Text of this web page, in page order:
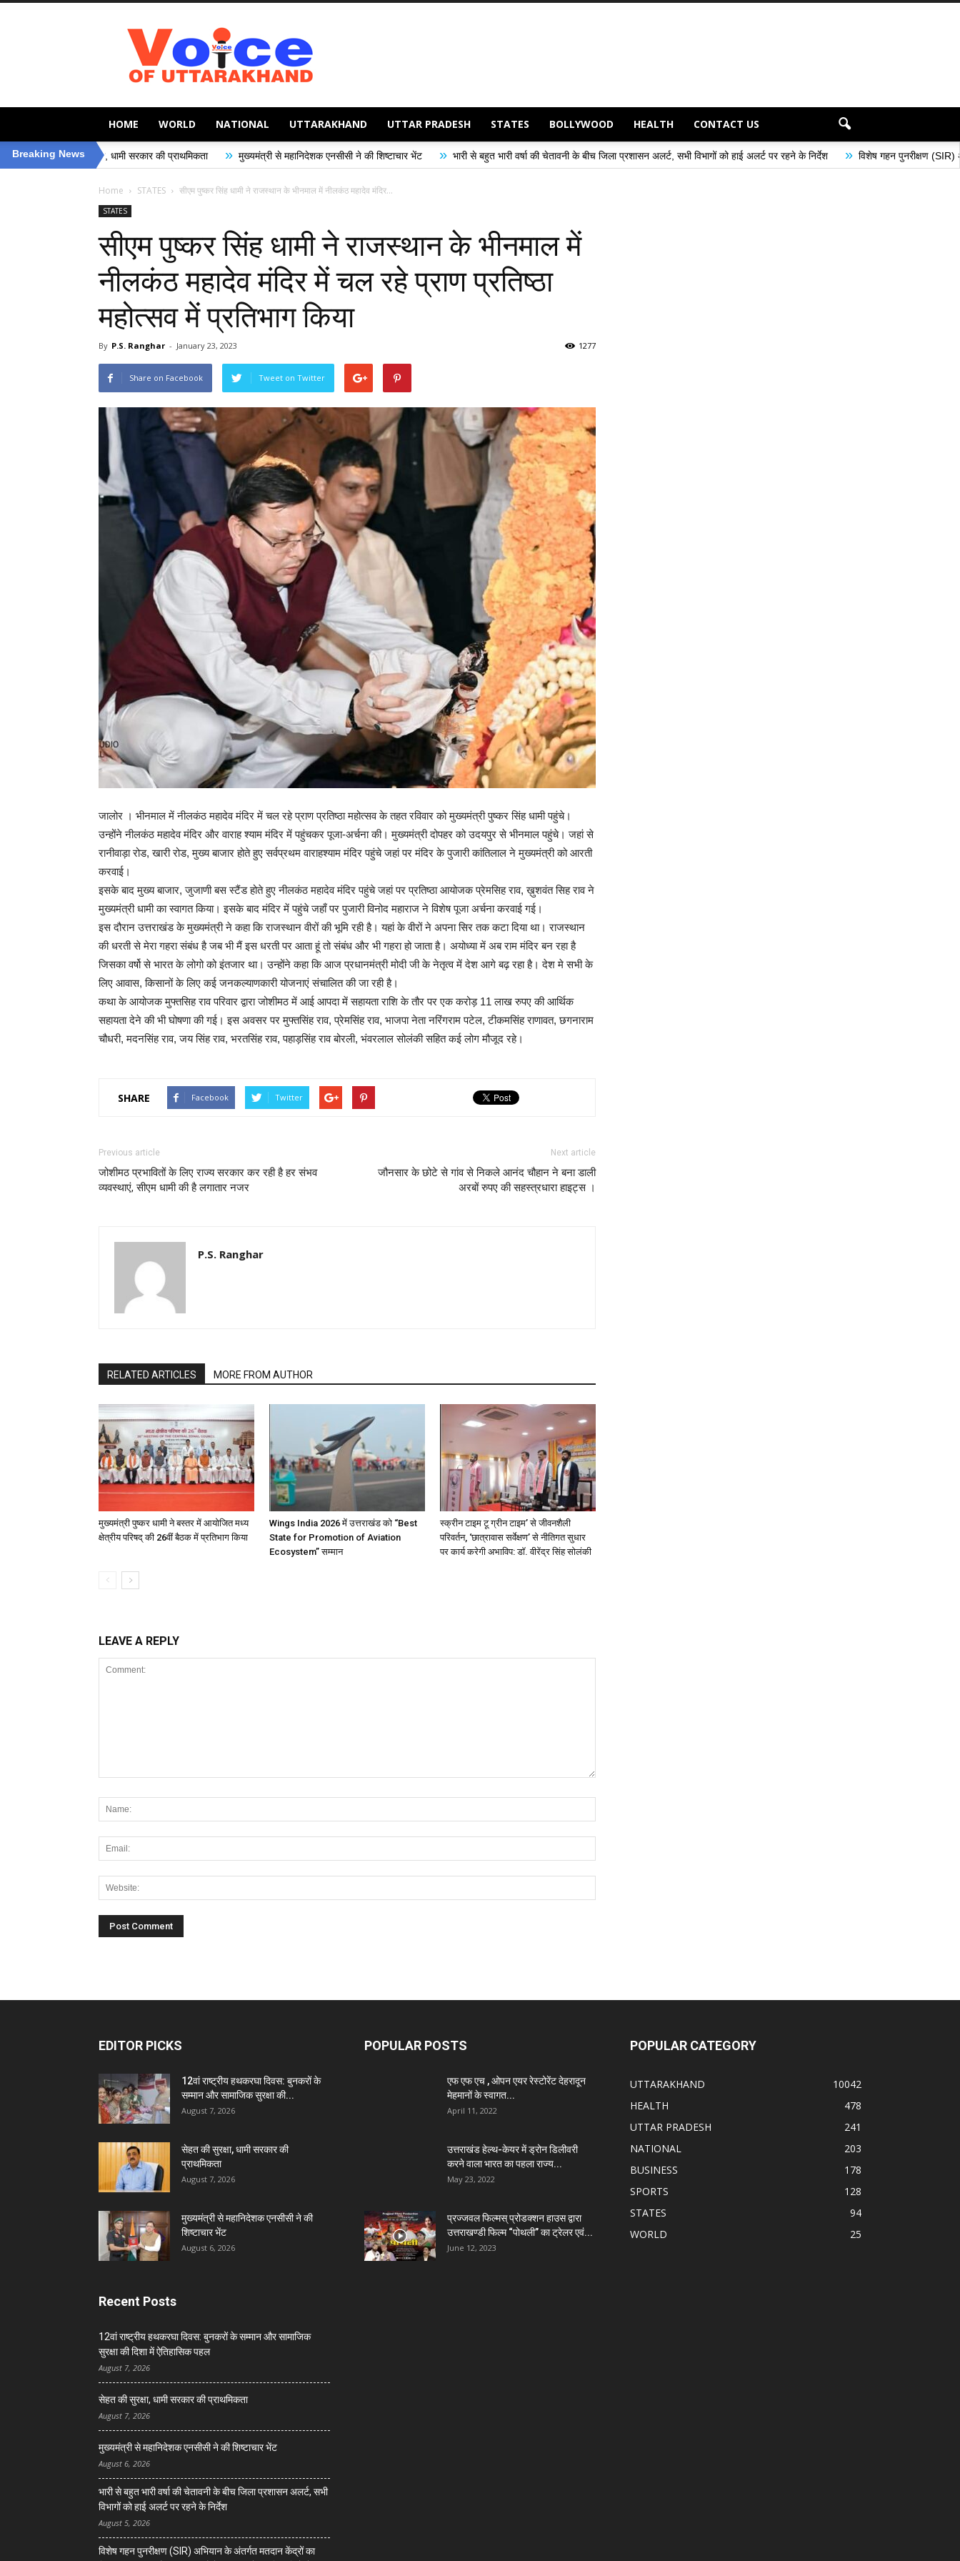
Voice
of
Uttarakhand
HOME WORLD NATIONAL UTTARAKHAND UTTAR PRADESH STATES BOLLYWOOD HEALTH CONTACT US
Breaking News
धामी सरकार की प्राथमिकता » मुख्यमंत्री से महानिदेशक एनसीसी ने की शिष्टाचार भेंट » भारी से बहुत भारी वर्षा की चेतावनी के बीच जिला प्रशासन अलर्ट, सभी विभागों को हाई अलर्ट पर रहने के निर्देश » विशेष गहन पुनरीक्षण (SIR) अभियान के अंतर्गत
Home STATES सीएम पुष्कर सिंह धामी ने राजस्थान के भीनमाल में नीलकंठ महादेव मंदिर...
STATES
सीएम पुष्कर सिंह धामी ने राजस्थान के भीनमाल में
नीलकंठ महादेव मंदिर में चल रहे प्राण प्रतिष्ठा
महोत्सव में प्रतिभाग किया
By P.S. Ranghar - January 23, 2023 1277
Share on Facebook Tweet on Twitter
जालोर । भीनमाल में नीलकंठ महादेव मंदिर में चल रहे प्राण प्रतिष्ठा महोत्सव के तहत रविवार को मुख्यमंत्री पुष्कर सिंह धामी पहुंचे।
उन्होंने नीलकंठ महादेव मंदिर और वाराह श्याम मंदिर में पहुंचकर पूजा-अर्चना की। मुख्यमंत्री दोपहर को उदयपुर से भीनमाल पहुंचे। जहां से
रानीवाड़ा रोड, खारी रोड, मुख्य बाजार होते हुए सर्वप्रथम वाराहश्याम मंदिर पहुंचे जहां पर मंदिर के पुजारी कांतिलाल ने मुख्यमंत्री को आरती
करवाई।
इसके बाद मुख्य बाजार, जुजाणी बस स्टैंड होते हुए नीलकंठ महादेव मंदिर पहुंचे जहां पर प्रतिष्ठा आयोजक प्रेमसिह राव, ख़ुशवंत सिह राव ने
मुख्यमंत्री धामी का स्वागत किया। इसके बाद मंदिर में पहुंचे जहाँ पर पुजारी विनोद महाराज ने विशेष पूजा अर्चना करवाई गई।
इस दौरान उत्तराखंड के मुख्यमंत्री ने कहा कि राजस्थान वीरों की भूमि रही है। यहां के वीरों ने अपना सिर तक कटा दिया था। राजस्थान
की धरती से मेरा गहरा संबंध है जब भी मैं इस धरती पर आता हूं तो संबंध और भी गहरा हो जाता है। अयोध्या में अब राम मंदिर बन रहा है
जिसका वर्षो से भारत के लोगो को इंतजार था। उन्होंने कहा कि आज प्रधानमंत्री मोदी जी के नेतृत्व में देश आगे बढ़ रहा है। देश मे सभी के
लिए आवास, किसानों के लिए कई जनकल्याणकारी योजनाएं संचालित की जा रही है।
कथा के आयोजक मुफ्तसिह राव परिवार द्वारा जोशीमठ में आई आपदा में सहायता राशि के तौर पर एक करोड़ 11 लाख रुपए की आर्थिक
सहायता देने की भी घोषणा की गई। इस अवसर पर मुफ्तसिंह राव, प्रेमसिंह राव, भाजपा नेता नरिंगराम पटेल, टीकमसिंह राणावत, छगनाराम
चौधरी, मदनसिंह राव, जय सिंह राव, भरतसिंह राव, पहाड़सिंह राव बोरली, भंवरलाल सोलंकी सहित कई लोग मौजूद रहे।
SHARE Facebook Twitter
Previous article
जोशीमठ प्रभावितों के लिए राज्य सरकार कर रही है हर संभव
व्यवस्थाएं, सीएम धामी की है लगातार नजर
Next article
जौनसार के छोटे से गांव से निकले आनंद चौहान ने बना डाली
अरबों रुपए की सहस्त्रधारा हाइट्स ।
P.S. Ranghar
RELATED ARTICLES MORE FROM AUTHOR
मुख्यमंत्री पुष्कर धामी ने बस्तर में आयोजित मध्य
क्षेत्रीय परिषद् की 26वीं बैठक में प्रतिभाग किया
Wings India 2026 में उत्तराखंड को “Best
State for Promotion of Aviation
Ecosystem” सम्मान
स्क्रीन टाइम टू ग्रीन टाइम’ से जीवनशैली
परिवर्तन, ‘छात्रावास सर्वेक्षण’ से नीतिगत सुधार
पर कार्य करेगी अभाविप: डॉ. वीरेंद्र सिंह सोलंकी
LEAVE A REPLY
EDITOR PICKS
12वां राष्ट्रीय हथकरघा दिवस: बुनकरों के
सम्मान और सामाजिक सुरक्षा की...
August 7, 2026
सेहत की सुरक्षा, धामी सरकार की
प्राथमिकता
August 7, 2026
मुख्यमंत्री से महानिदेशक एनसीसी ने की
शिष्टाचार भेंट
August 6, 2026
Recent Posts
12वां राष्ट्रीय हथकरघा दिवस: बुनकरों के सम्मान और सामाजिक
सुरक्षा की दिशा में ऐतिहासिक पहल
August 7, 2026
सेहत की सुरक्षा, धामी सरकार की प्राथमिकता
August 7, 2026
मुख्यमंत्री से महानिदेशक एनसीसी ने की शिष्टाचार भेंट
August 6, 2026
भारी से बहुत भारी वर्षा की चेतावनी के बीच जिला प्रशासन अलर्ट, सभी
विभागों को हाई अलर्ट पर रहने के निर्देश
August 5, 2026
विशेष गहन पुनरीक्षण (SIR) अभियान के अंतर्गत मतदान केंद्रों का
POPULAR POSTS
एफ एफ एच , ओपन एयर रेस्टोरेंट देहरादून
मेहमानों के स्वागत...
April 11, 2022
उत्तराखंड हेल्थ-केयर में ड्रोन डिलीवरी
करने वाला भारत का पहला राज्य...
May 23, 2022
प्रज्जवल फिल्मस् प्रोडक्शन हाउस द्वारा
उत्तराखण्डी फिल्म “पोथली” का ट्रेलर एवं...
June 12, 2023
POPULAR CATEGORY
UTTARAKHAND
10042
HEALTH
478
UTTAR PRADESH
241
NATIONAL
203
BUSINESS
178
SPORTS
128
STATES
94
WORLD
25